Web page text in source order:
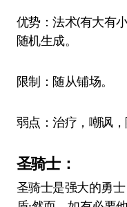
优势：法术(有大有
随机生成。
限制：随从铺场。
弱点：治疗，嘲讽，
圣骑士：
圣骑士是强大的勇